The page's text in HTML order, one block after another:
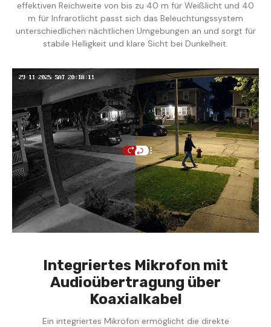
effektiven Reichweite von bis zu 40 m für Weißlicht und 40
m für Infrarotlicht passt sich das Beleuchtungssystem
unterschiedlichen nächtlichen Umgebungen an und sorgt für
stabile Helligkeit und klare Sicht bei Dunkelheit.
Integriertes Mikrofon mit
Audioübertragung über
Koaxialkabel
Ein integriertes Mikrofon ermöglicht die direkte